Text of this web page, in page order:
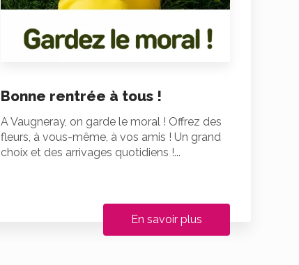
Bonne rentrée à tous !
A Vaugneray, on garde le moral ! Offrez des
fleurs, à vous-même, à vos amis ! Un grand
choix et des arrivages quotidiens !...
En savoir plus